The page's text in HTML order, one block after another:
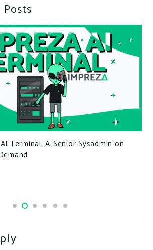
Posts
Terminal: A Senior Sysadmin on